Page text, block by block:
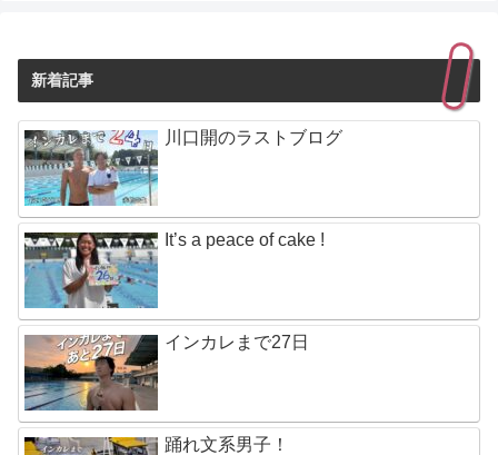
新着記事
川口開のラストブログ
It’s a peace of cake !
インカレまで27日
踊れ文系男子！